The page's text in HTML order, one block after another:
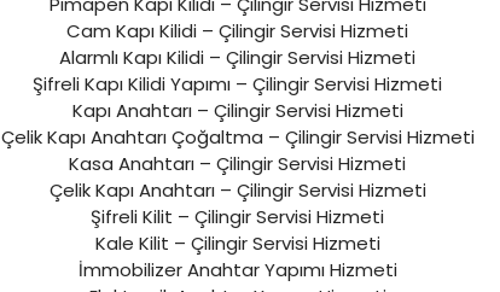
Cam Kapı Kilidi – Çilingir Servisi Hizmeti
Alarmlı Kapı Kilidi – Çilingir Servisi Hizmeti
Şifreli Kapı Kilidi Yapımı – Çilingir Servisi Hizmeti
Kapı Anahtarı – Çilingir Servisi Hizmeti
Çelik Kapı Anahtarı Çoğaltma – Çilingir Servisi Hizmeti
Kasa Anahtarı – Çilingir Servisi Hizmeti
Çelik Kapı Anahtarı – Çilingir Servisi Hizmeti
Şifreli Kilit – Çilingir Servisi Hizmeti
Kale Kilit – Çilingir Servisi Hizmeti
İmmobilizer Anahtar Yapımı Hizmeti